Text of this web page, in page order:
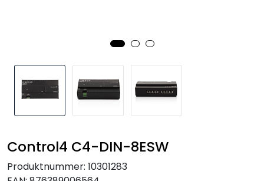
Control4 C4-DIN-8ESW
Produktnummer: 10301283
Merker